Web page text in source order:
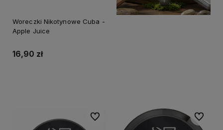
Woreczki Nikotynowe Cuba -
Apple Juice
16,90 zł
Do ulubionych Do